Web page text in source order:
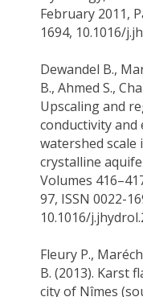
February 2011,
1694, 10.1016/
Dewandel B.,
B., Ahmed S.,
Upscaling and
conductivity
watershed scale
crystalline
Volumes
97, ISSN 0022-
10.1016/
Fleury P.,
B. (2013). Karst
city of Nîmes